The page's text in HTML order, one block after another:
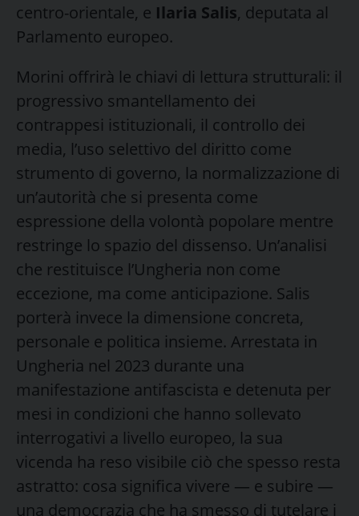
centro-orientale, e Ilaria Salis, deputata al
Parlamento europeo.
Morini offrirà le chiavi di lettura strutturali: il
progressivo smantellamento dei
contrappesi istituzionali, il controllo dei
media, l’uso selettivo del diritto come
strumento di governo, la normalizzazione di
un’autorità che si presenta come
espressione della volontà popolare mentre
restringe lo spazio del dissenso. Un’analisi
che restituisce l’Ungheria non come
eccezione, ma come anticipazione. Salis
porterà invece la dimensione concreta,
personale e politica insieme. Arrestata in
Ungheria nel 2023 durante una
manifestazione antifascista e detenuta per
mesi in condizioni che hanno sollevato
interrogativi a livello europeo, la sua
vicenda ha reso visibile ciò che spesso resta
astratto: cosa significa vivere — e subire —
una democrazia che ha smesso di tutelare i